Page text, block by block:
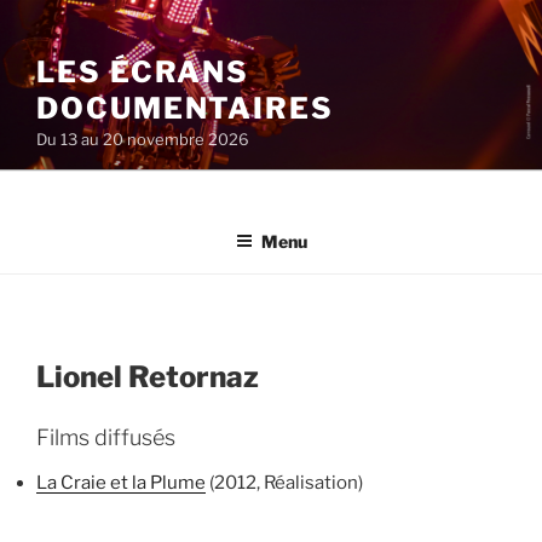
au
contenu
principal
LES ÉCRANS
DOCUMENTAIRES
Du 13 au 20 novembre 2026
Menu
Lionel Retornaz
Films diffusés
La Craie et la Plume (2012, Réalisation)